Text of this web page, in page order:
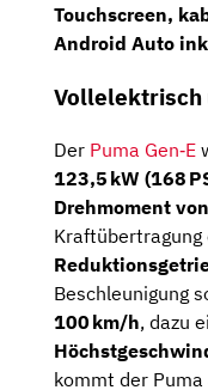
Touchscreen,
Android Auto
Vollelektrisch
Der Puma Gen‑E
123,5 kW (168
Drehmoment
Beschleunigung
100 km/h, dazu
kommt der